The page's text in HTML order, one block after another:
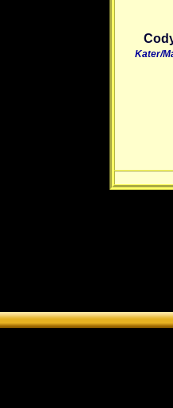
Kater/